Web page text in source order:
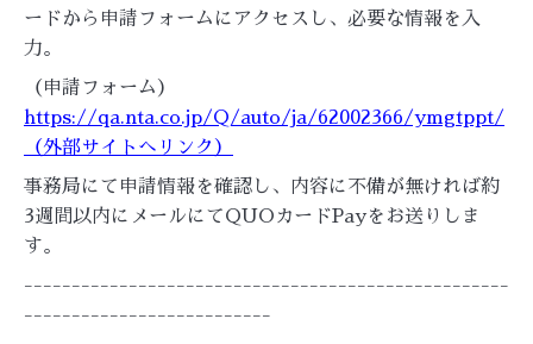
ードから申請フォームにアクセスし、必要な情報を入
力。
（申請フォーム）
https://qa.nta.co.jp/Q/auto/ja/62002366/ymgtppt/
（外部サイトへリンク）
事務局にて申請情報を確認し、内容に不備が無ければ約
3週間以内にメールにてQUOカードPayをお送りしま
す。
---------------------------------------------------
--------------------------